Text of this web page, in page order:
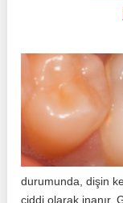
durumunda, dişin
ciddi olarak inanır.